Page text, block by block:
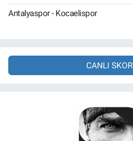
Antalyaspor - Kocaelispor
CANLI SKOR